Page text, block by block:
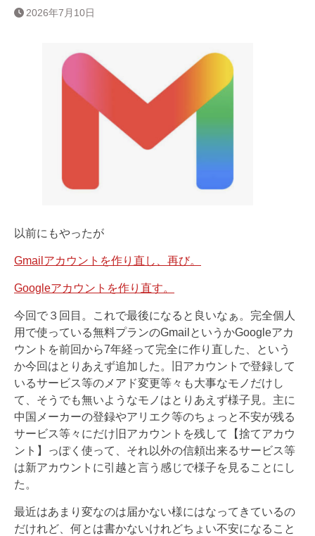
2026年7月10日
以前にもやったが
Gmailアカウントを作り直し、再び。
Googleアカウントを作り直す。
今回で３回目。これで最後になると良いなぁ。完全個人
用で使っている無料プランのGmailというかGoogleアカ
ウントを前回から7年経って完全に作り直した、という
か今回はとりあえず追加した。旧アカウントで登録して
いるサービス等のメアド変更等々も大事なモノだけし
て、そうでも無いようなモノはとりあえず様子見。主に
中国メーカーの登録やアリエク等のちょっと不安が残る
サービス等々にだけ旧アカウントを残して【捨てアカウ
ント】っぽく使って、それ以外の信頼出来るサービス等
は新アカウントに引越と言う感じで様子を見ることにし
た。
最近はあまり変なのは届かない様にはなってきているの
だけれど、何とは書かないけれどちょい不安になること